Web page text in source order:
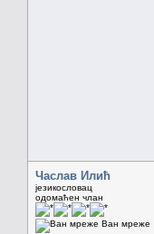
Часлав Илић
језикословац
одомаћен члан
Ван мреже